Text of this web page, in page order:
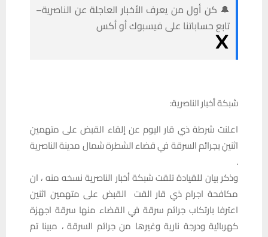
🔔 كن أول من يعرف الأخبار العاجلة عن الناصرية–
تابع حساباتنا على فيسبوك أو أكس
شبكة أخبار الناصرية:
اعلنت شرطة ذي قار اليوم عن إلقاء القبض على متهمينِ
اثنينِ بجرائم السرقة في قضاء الشطرة شمال مدينة الناصرية
.
وذكر بيان للقيادة تلقت شبكة أخبار الناصرية نسخه منه ، ان
مكافحة اجرام ذي قار القت القبض على متهمين اثنين
اعترفا بارتكاب جرائم سرقة في القضاء منها سرقة اجهزة
كهربائية ودرجة نارية وغيرها من جرائم السرقة ، مبينا تم